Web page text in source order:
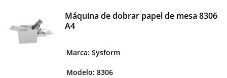
Máquina de dobrar papel de mesa 8306
A4
Marca: Sysform
Modelo: 8306